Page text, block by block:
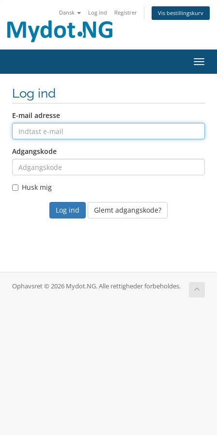
Dansk Log ind Registrer Vis bestillingskurv
Skift
Log ind
E-mail adresse
Adgangskode
Husk mig
Glemt adgangskode?
Ophavsret © 2026 Mydot.NG. Alle rettigheder forbeholdes.